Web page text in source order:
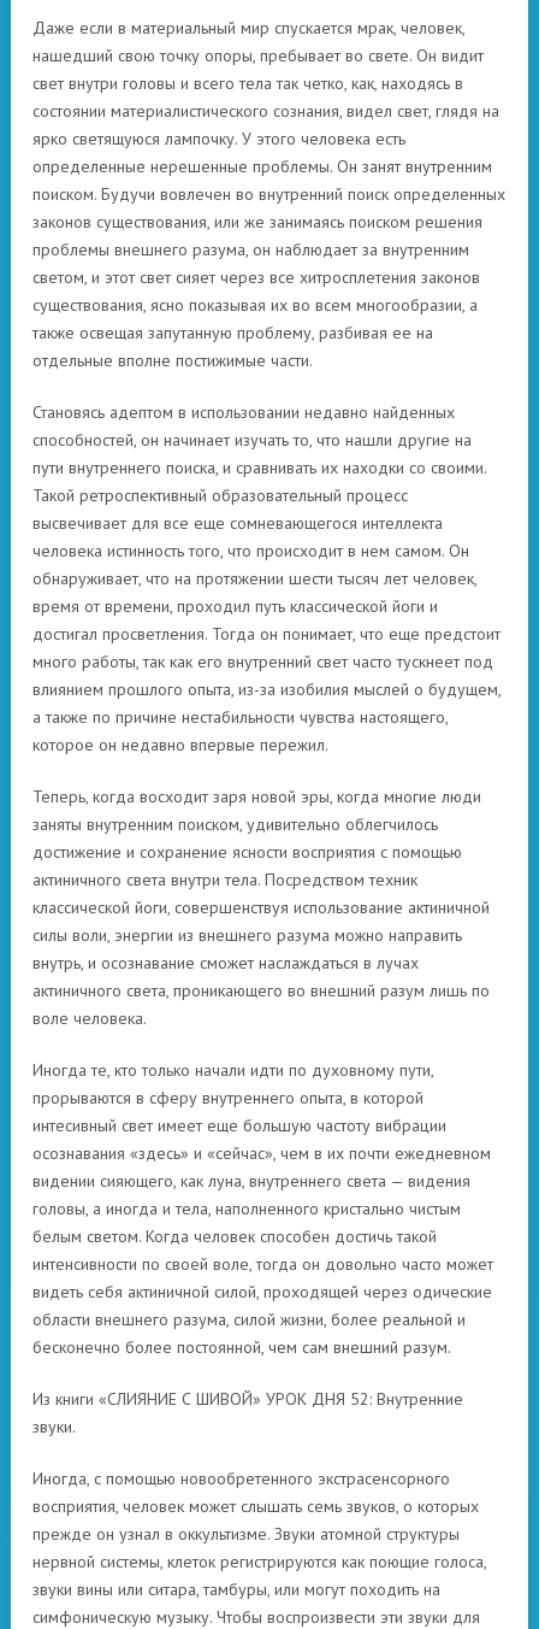
Даже если в материальный мир спускается мрак, человек,
нашедший свою точку опоры, пребывает во свете. Он видит
свет внутри головы и всего тела так четко, как, находясь в
состоянии материалистического сознания, видел свет, глядя на
ярко светящуюся лампочку. У этого человека есть
определенные нерешенные проблемы. Он занят внутренним
поиском. Будучи вовлечен во внутренний поиск определенных
законов существования, или же занимаясь поиском решения
проблемы внешнего разума, он наблюдает за внутренним
светом, и этот свет сияет через все хитросплетения законов
существования, ясно показывая их во всем многообразии, а
также освещая запутанную проблему, разбивая ее на
отдельные вполне постижимые части.
Становясь адептом в использовании недавно найденных
способностей, он начинает изучать то, что нашли другие на
пути внутреннего поиска, и сравнивать их находки со своими.
Такой ретроспективный образовательный процесс
высвечивает для все еще сомневающегося интеллекта
человека истинность того, что происходит в нем самом. Он
обнаруживает, что на протяжении шести тысяч лет человек,
время от времени, проходил путь классической йоги и
достигал просветления. Тогда он понимает, что еще предстоит
много работы, так как его внутренний свет часто тускнеет под
влиянием прошлого опыта, из-за изобилия мыслей о будущем,
а также по причине нестабильности чувства настоящего,
которое он недавно впервые пережил.
Теперь, когда восходит заря новой эры, когда многие люди
заняты внутренним поиском, удивительно облегчилось
достижение и сохранение ясности восприятия с помощью
актиничного света внутри тела. Посредством техник
классической йоги, совершенствуя использование актиничной
силы воли, энергии из внешнего разума можно направить
внутрь, и осознавание сможет наслаждаться в лучах
актиничного света, проникающего во внешний разум лишь по
воле человека.
Иногда те, кто только начали идти по духовному пути,
прорываются в сферу внутреннего опыта, в которой
интесивный свет имеет еще большую частоту вибрации
осознавания «здесь» и «сейчас», чем в их почти ежедневном
видении сияющего, как луна, внутреннего света — видения
головы, а иногда и тела, наполненного кристально чистым
белым светом. Когда человек способен достичь такой
интенсивности по своей воле, тогда он довольно часто может
видеть себя актиничной силой, проходящей через одические
области внешнего разума, силой жизни, более реальной и
бесконечно более постоянной, чем сам внешний разум.
Из книги «СЛИЯНИЕ С ШИВОЙ» УРОК ДНЯ 52: Внутренние
звуки.
Иногда, с помощью новообретенного экстрасенсорного
восприятия, человек может слышать семь звуков, о которых
прежде он узнал в оккультизме. Звуки атомной структуры
нервной системы, клеток регистрируются как поющие голоса,
звуки вины или ситара, тамбуры, или могут походить на
симфоническую музыку. Чтобы воспроизвести эти звуки для